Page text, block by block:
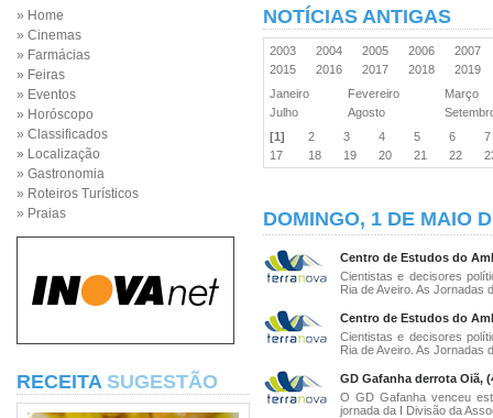
» Home
» Cinemas
» Farmácias
» Feiras
» Eventos
» Horóscopo
» Classificados
» Localização
» Gastronomia
» Roteiros Turísticos
» Praias
RECEITA SUGESTÃO
NOTÍCIAS ANTIGAS
2003 2004 2005 2006
2007
2015
2016 2017 2018
2019
Janeiro
Fevereiro
Março
Julho
Agosto
[1]
2 3 4 5 6
17
18 19 20 21 22
DOMINGO, 1 DE MAIO
Centro de Estudos do
Cientistas e decisores
Ria de Aveiro. As Jornadas
Centro de Estudos do
Cientistas e decisores
Ria de Aveiro. As Jornadas
GD Gafanha derrota Oiã,
O GD Gafanha venceu
jornada da I Divisão da